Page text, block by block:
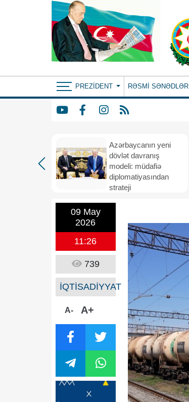
PREZIDENT RƏSMI SƏNƏDLƏR
Azərbaycanın yeni
dövlət davranış
modeli: müdafiə
diplomatiyasından
strateji
09 May
2026
11:26
739
İQTİSADİYYAT
A- A+